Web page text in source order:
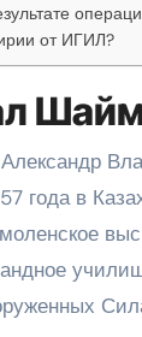
от ИГИЛ?
года в